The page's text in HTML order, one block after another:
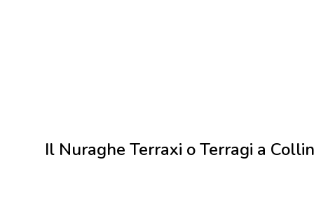
Il Nuraghe Terraxi o Terragi a